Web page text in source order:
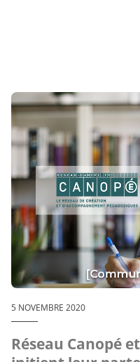
5 NOVEMBRE 2020
Réseau Canopé